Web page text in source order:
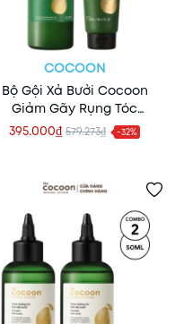
COCOON
Bộ Gội Xả Bưởi Cocoon
Giảm Gãy Rụng Tóc
Pomelo Shampoo 500ml +
Hair Conditioner 310ml
395.000₫ 579.273₫ -32%